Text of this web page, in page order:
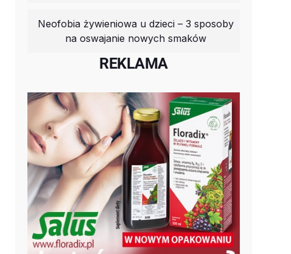
Neofobia żywieniowa u dzieci – 3 sposoby
na oswajanie nowych smaków
REKLAMA